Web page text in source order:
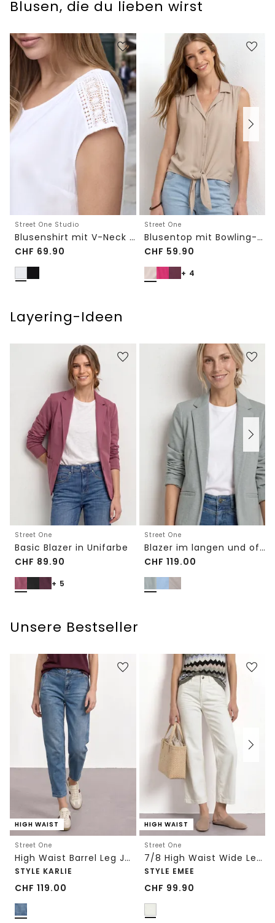
Blusen, die du lieben wirst
Street One Studio
Blusenshirt mit V-Neck und Spitze
CHF 69.90
Street One
Blusentop mit Bowling-Kragen und Knoten
CHF 59.90
+ 4
Layering-Ideen
Street One
Basic Blazer in Unifarbe
CHF 89.90
+ 5
Street One
Blazer im langen und offenen Schnitt
CHF 119.00
Unsere Bestseller
HIGH WAIST
Street One
High Waist Barrel Leg Jeans im Loose Fit
STYLE KARLIE
CHF 119.00
HIGH WAIST
Street One
7/8 High Waist Wide Leg Jeans im Loose Fit
STYLE EMEE
CHF 99.90